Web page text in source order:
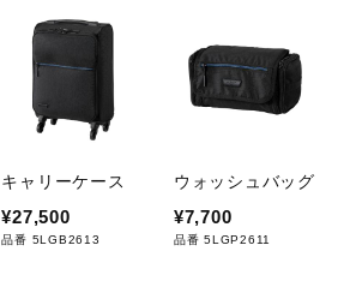
キャリーケース
¥27,500
品番 5LGB2613
ウォッシュバッグ
¥7,700
品番 5LGP2611